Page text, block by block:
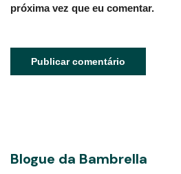
próxima vez que eu comentar.
Blogue da Bambrella